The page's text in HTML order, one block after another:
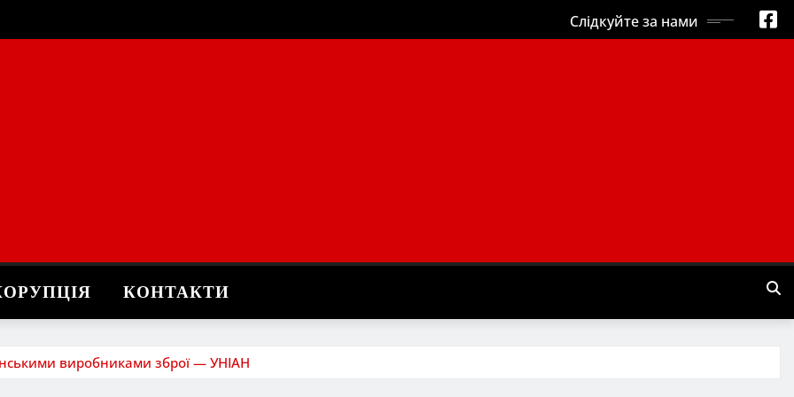
Слідкуйте за нами
КОНТАКТИ
виробниками зброї — УНІАН